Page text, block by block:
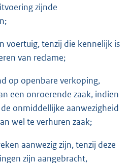
zijnde
voertuig, tenzij die kennelijk is
van reclame;
op openbare verkoping,
een onroerende zaak, indien
onmiddellijke aanwezigheid
wel te verhuren zaak;
aanwezig zijn, tenzij deze
zijn aangebracht,